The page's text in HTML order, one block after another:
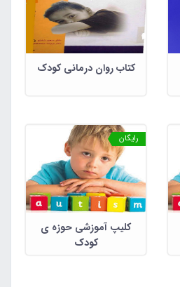
کتاب روان درمانی کودک
رایگان
کلیپ آموزشی حوزه ی
کودک